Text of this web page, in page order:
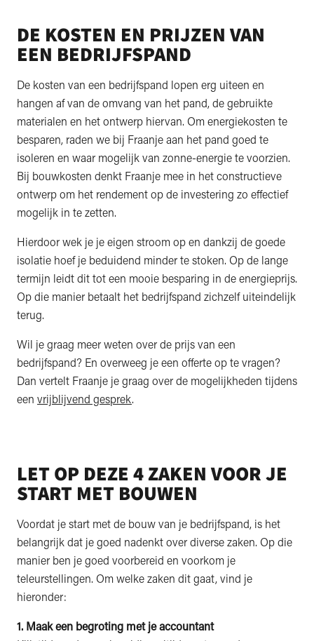
DE KOSTEN EN PRIJZEN VAN
EEN BEDRIJFSPAND
De kosten van een bedrijfspand lopen erg uiteen en
hangen af van de omvang van het pand, de gebruikte
materialen en het ontwerp hiervan. Om energiekosten te
besparen, raden we bij Fraanje aan het pand goed te
isoleren en waar mogelijk van zonne-energie te voorzien.
Bij bouwkosten denkt Fraanje mee in het constructieve
ontwerp om het rendement op de investering zo effectief
mogelijk in te zetten.
Hierdoor wek je je eigen stroom op en dankzij de goede
isolatie hoef je beduidend minder te stoken. Op de lange
termijn leidt dit tot een mooie besparing in de energieprijs.
Op die manier betaalt het bedrijfspand zichzelf uiteindelijk
terug.
Wil je graag meer weten over de prijs van een
bedrijfspand? En overweeg je een offerte op te vragen?
Dan vertelt Fraanje je graag over de mogelijkheden tijdens
een vrijblijvend gesprek.
LET OP DEZE 4 ZAKEN VOOR JE
START MET BOUWEN
Voordat je start met de bouw van je bedrijfspand, is het
belangrijk dat je goed nadenkt over diverse zaken. Op die
manier ben je goed voorbereid en voorkom je
teleurstellingen. Om welke zaken dit gaat, vind je
hieronder:
1. Maak een begroting met je accountant